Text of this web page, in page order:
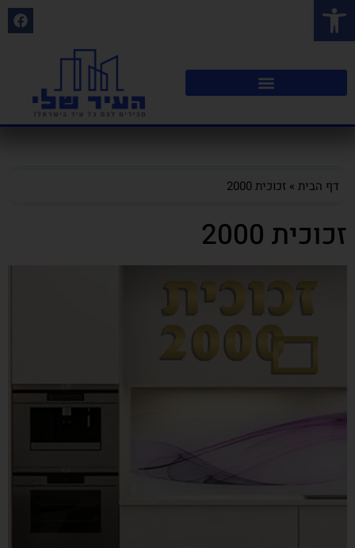
פתח סרגל נגישות
דף הבית » זכוכית 2000
זכוכית 2000